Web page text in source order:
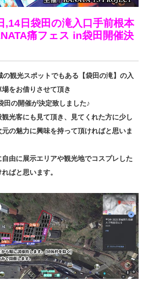
,14日袋田の滝入口手前根本
痛フェス in袋田開催決
観光スポットでもある【袋田の滝】の入
をお借りさせて頂き
田の開催が決定致しました♪
光客にも見て頂き、
見てくれた方に少し
の魅力に興味を持って頂ければと思いま
由に展示エリアや観光地でコスプレした
ばと思います。